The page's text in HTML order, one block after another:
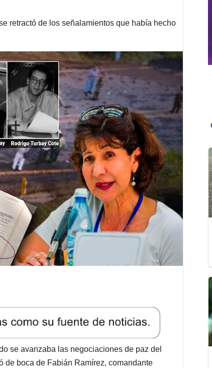
retractó de los señalamientos que había hecho
se avanzaba las negociaciones de paz del
de boca de Fabián Ramírez, comandante